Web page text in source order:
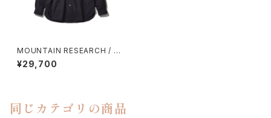
MOUNTAIN RESEARCH / BL
ACK B.D.
¥29,700
同じカテゴリの商品